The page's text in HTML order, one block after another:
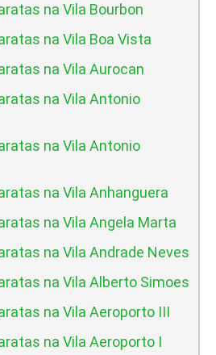
na Vila Bourbon
na Vila Boa Vista
na Vila Aurocan
na Vila Antonio
na Vila Antonio
na Vila Anhanguera
na Vila Angela Marta
na Vila Andrade Neves
na Vila Alberto Simoes
na Vila Aeroporto III
na Vila Aeroporto I